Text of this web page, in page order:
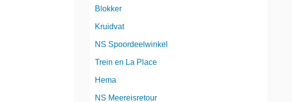
Blokker
Kruidvat
NS Spoordeelwinkel
Trein en La Place
Hema
NS Meereisretour